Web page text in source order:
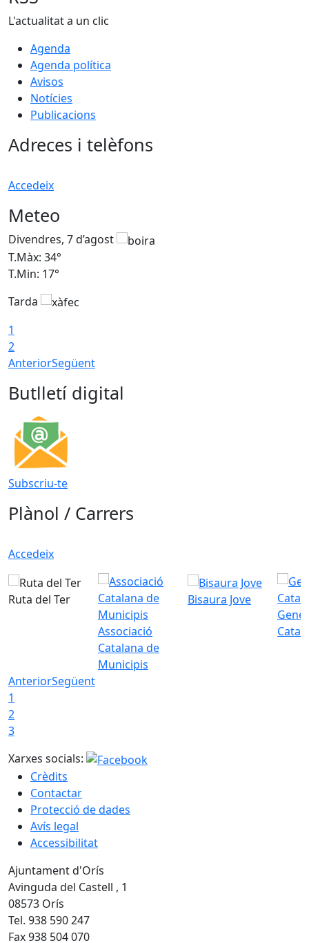
L'actualitat a un clic
Agenda
Agenda política
Avisos
Notícies
Publicacions
Adreces i telèfons
Accedeix
Meteo
Divendres, 7 d’agost
T.Màx: 34°
T.Min: 17°
Tarda
1
2
AnteriorSegüent
Butlletí digital
Subscriu-te
Plànol / Carrers
Accedeix
Ruta del Ter
Associació
Catalana de
Municipis
Bisaura Jove
AnteriorSegüent
1
2
3
Xarxes socials:
Crèdits
Contactar
Protecció de dades
Avís legal
Accessibilitat
Ajuntament d'Orís
Avinguda del Castell , 1
08573 Orís
Tel. 938 590 247
Fax 938 504 070